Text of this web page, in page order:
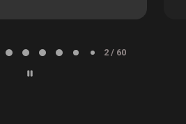
2 / 60